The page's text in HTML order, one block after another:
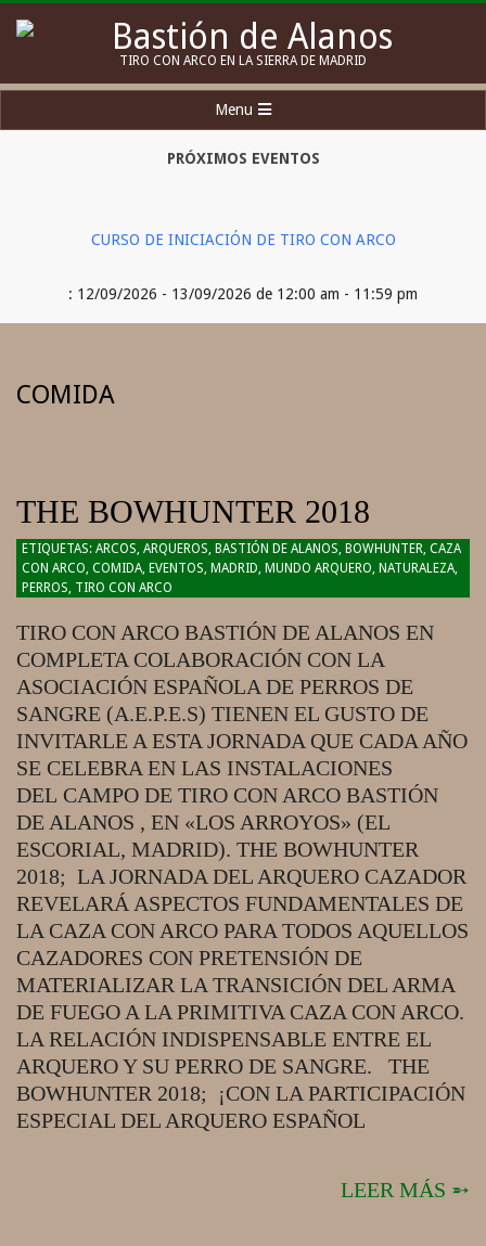
Bastión
de
Alanos
TIRO CON ARCO EN LA SIERRA DE MADRID
Navigation
Menu
PRÓXIMOS EVENTOS
CURSO DE INICIACIÓN DE TIRO CON ARCO
: 12/09/2026 - 13/09/2026 de 12:00 am - 11:59 pm
COMIDA
THE BOWHUNTER 2018
2018-
05-
03
ARCOS, ARQUEROS, BASTIÓN DE ALANOS, BOWHUNTER, CAZA
CON ARCO, COMIDA, EVENTOS, MADRID, MUNDO ARQUERO, NATURALEZA,
PERROS, TIRO CON ARCO
TIRO CON ARCO BASTIÓN DE ALANOS EN
COMPLETA COLABORACIÓN CON LA
ASOCIACIÓN ESPAÑOLA DE PERROS DE
SANGRE (A.E.P.E.S) TIENEN EL GUSTO DE
INVITARLE A ESTA JORNADA QUE CADA AÑO
SE CELEBRA EN LAS INSTALACIONES
DEL CAMPO DE TIRO CON ARCO BASTIÓN
DE ALANOS , EN «LOS ARROYOS» (EL
ESCORIAL, MADRID). THE BOWHUNTER
2018; LA JORNADA DEL ARQUERO CAZADOR
REVELARÁ ASPECTOS FUNDAMENTALES DE
LA CAZA CON ARCO PARA TODOS AQUELLOS
CAZADORES CON PRETENSIÓN DE
MATERIALIZAR LA TRANSICIÓN DEL ARMA
DE FUEGO A LA PRIMITIVA CAZA CON ARCO.
LA RELACIÓN INDISPENSABLE ENTRE EL
ARQUERO Y SU PERRO DE SANGRE. THE
BOWHUNTER 2018; ¡CON LA PARTICIPACIÓN
ESPECIAL DEL ARQUERO ESPAÑOL
LEER MÁS ➵